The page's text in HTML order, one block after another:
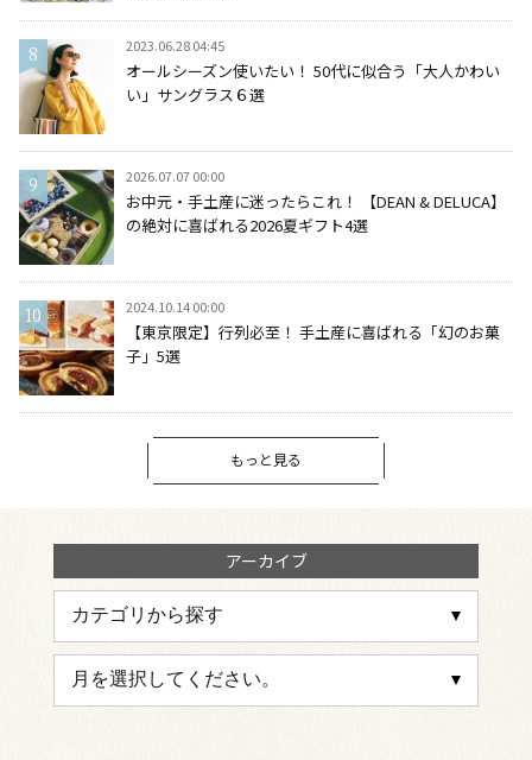
2023.06.28 04:45
オールシーズン使いたい！ 50代に似合う「大人かわい
い」サングラス６選
2026.07.07 00:00
お中元・手土産に迷ったらこれ！ 【DEAN & DELUCA】
の絶対に喜ばれる2026夏ギフト4選
2024.10.14 00:00
【東京限定】行列必至！ 手土産に喜ばれる「幻のお菓
子」5選
もっと見る
アーカイブ